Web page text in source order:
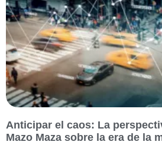
Anticipar el caos: La
Mazo Maza sobre la era de la